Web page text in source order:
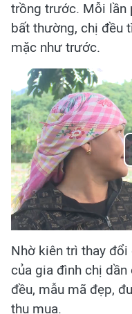
trồng trước. Mỗi lần
bất thường, chị đều
mặc như trước.
Nhờ kiên trì thay
của gia đình chị
đều, mẫu mã đẹp,
thu mua.